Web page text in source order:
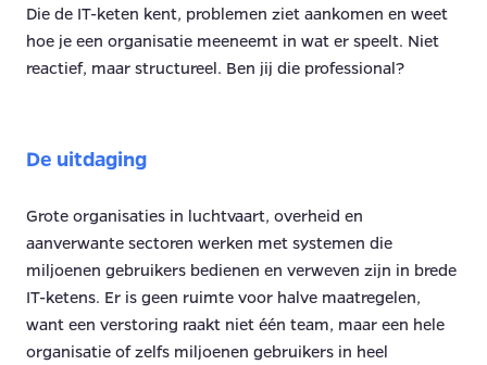
Die de IT-keten kent, problemen ziet aankomen en weet
hoe je een organisatie meeneemt in wat er speelt. Niet
reactief, maar structureel. Ben jij die professional?
De uitdaging
Grote organisaties in luchtvaart, overheid en
aanverwante sectoren werken met systemen die
miljoenen gebruikers bedienen en verweven zijn in brede
IT-ketens. Er is geen ruimte voor halve maatregelen,
want een verstoring raakt niet één team, maar een hele
organisatie of zelfs miljoenen gebruikers in heel